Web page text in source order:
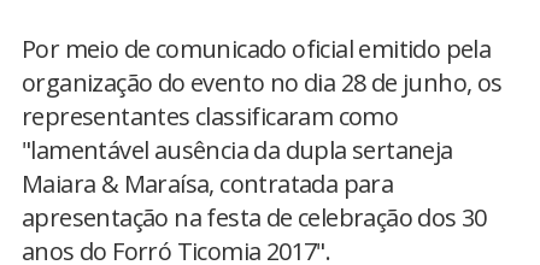
Por meio de comunicado oficial emitido pela
organização do evento no dia 28 de junho, os
representantes classificaram como
"lamentável ausência da dupla sertaneja
Maiara & Maraísa, contratada para
apresentação na festa de celebração dos 30
anos do Forró Ticomia 2017".